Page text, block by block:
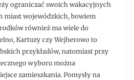
ograniczać swoich wakacyjnych
miast wojewódzkich, bowiem
również ma wiele do
Kartuzy czy Wejherowo to
przykładów, natomiast przy
wyboru można
zamieszkania. Pomysły na